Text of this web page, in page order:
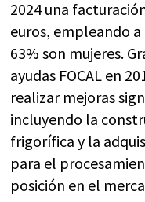
2024 una
euros, empleando a
63% son mujeres.
ayudas FOCAL en
realizar mejoras
incluyendo la
frigorífica y la
para el
posición en el